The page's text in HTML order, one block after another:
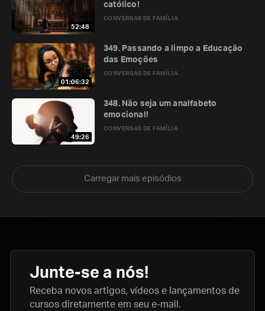
52:48
CONVERSAS DE FAMÍLIA
católico!
01:06:32
CONVERSAS DE FAMÍLIA
349. Passando a limpo a Educação
das Emoções
49:26
CONVERSAS DE FAMÍLIA
348. Não seja um analfabeto
emocional!
Carregar mais episódios
Junte-se a nós!
Receba novos artigos, vídeos e lançamentos de
cursos diretamente em seu e-mail.